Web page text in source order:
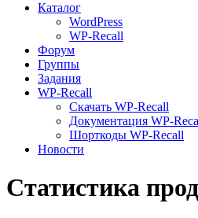
Каталог
WordPress
WP-Recall
Форум
Группы
Задания
WP-Recall
Скачать WP-Recall
Документация WP-
Шорткоды WP-Recall
Новости
Статистика